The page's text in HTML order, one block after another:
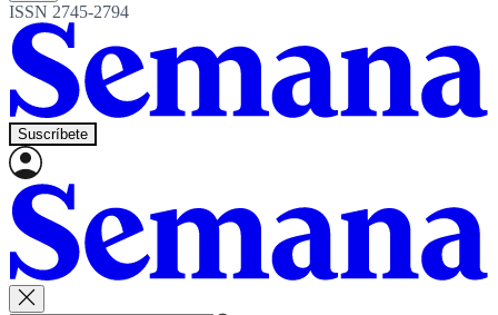
ISSN 2745-2794
Suscríbete